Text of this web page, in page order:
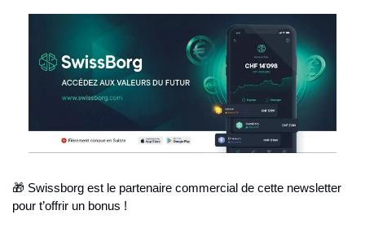
🎁 Swissborg est le partenaire commercial de cette newsletter
pour t’offrir un bonus !